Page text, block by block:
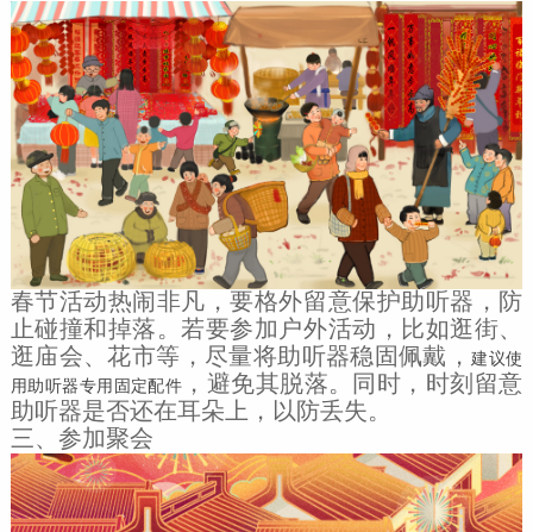
春节活动热闹非凡，要格外留意保护助听器，防
止碰撞和掉落。若要参加户外活动，比如逛街、
逛庙会、花市等，尽量将助听器稳固佩戴，建议使
用助听器专用固定配件 ，避免其脱落。同时，时刻留意
助听器是否还在耳朵上，以防丢失。
三、参加聚会